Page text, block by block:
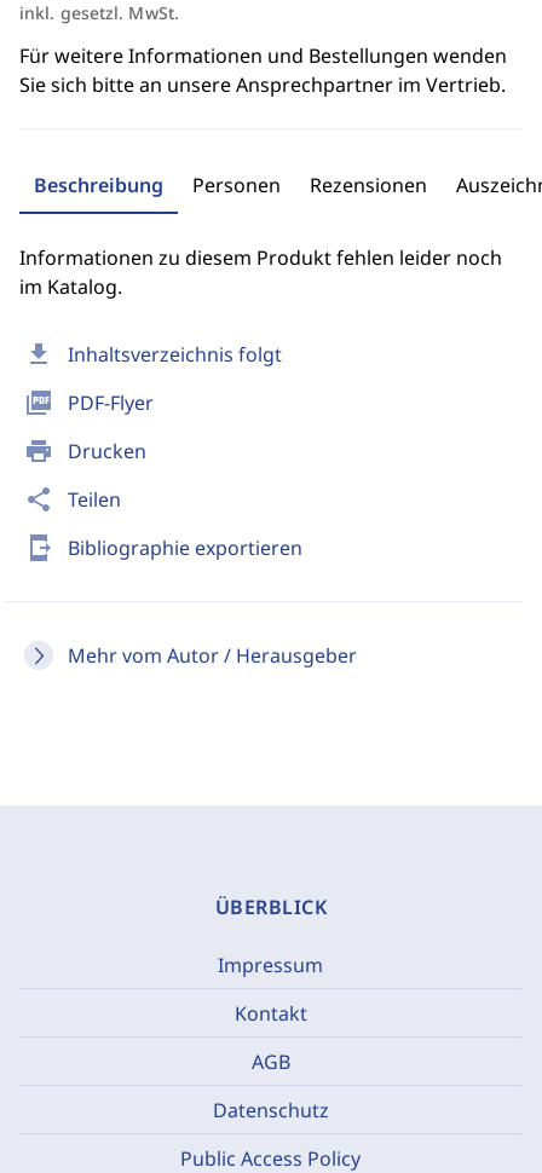
download Inhaltsverzeichnis folgt
picture_as_pdf PDF-Flyer
print Drucken
share Teilen
send_to_mobile Bibliographie exportieren
Mehr vom Autor / Herausgeber
inkl. gesetzl. MwSt.
Für weitere Informationen und Bestellungen wenden
Sie sich bitte an unsere Ansprechpartner im Vertrieb.
Beschreibung Personen Rezensionen
Informationen zu diesem Produkt fehlen leider noch
im Katalog.
ÜBERBLICK
Impressum
Kontakt
AGB
Datenschutz
Public Access Policy